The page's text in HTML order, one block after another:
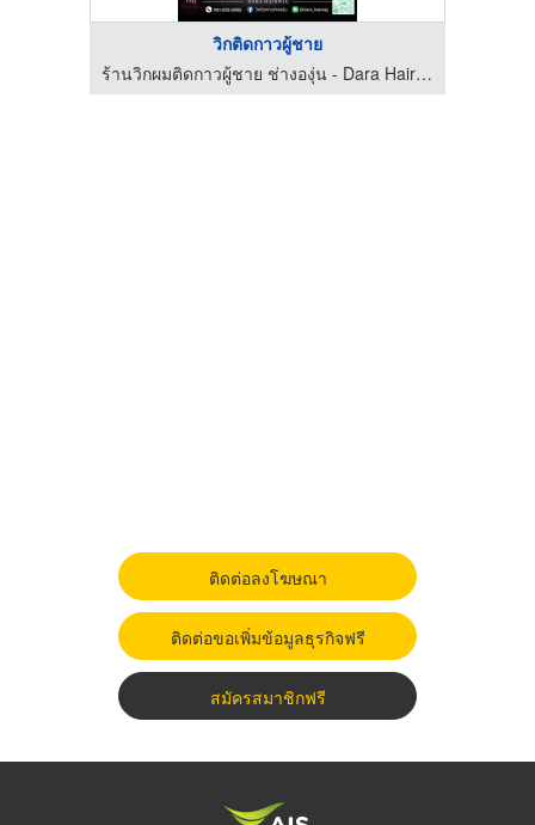
วิกติดกาวผู้ชาย
ร้านวิกผมติดกาวผู้ชาย ช่างองุ่น - Dara Hairwig
ติดต่อลงโฆษณา
ติดต่อขอเพิ่มข้อมูลธุรกิจฟรี
สมัครสมาชิกฟรี